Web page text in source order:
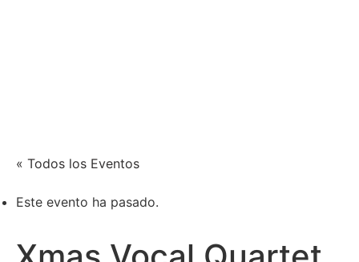
« Todos los Eventos
Este evento ha pasado.